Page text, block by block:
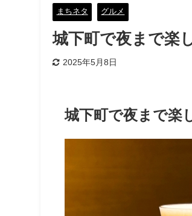
まちネタ グルメ
城下町で夜まで楽
2025年5月8日
城下町で夜まで楽